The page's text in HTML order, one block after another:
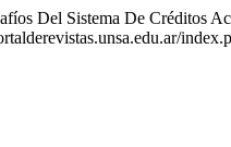
Del Sistema De Créditos